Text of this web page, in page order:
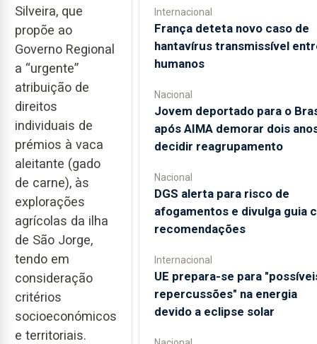
Silveira, que
propõe ao
Governo Regional
a “urgente”
atribuição de
direitos
individuais de
prémios à vaca
aleitante (gado
de carne), às
explorações
agrícolas da ilha
de São Jorge,
tendo em
consideração
critérios
socioeconómicos
e territoriais.
Internacional
França deteta novo caso de
hantavírus transmissível
humanos
Nacional
Jovem deportado para o
após AIMA demorar dois
decidir reagrupamento
Nacional
DGS alerta para risco de
afogamentos e divulga guia
recomendações
Internacional
UE prepara-se para
repercussões" na energia
devido a eclipse solar